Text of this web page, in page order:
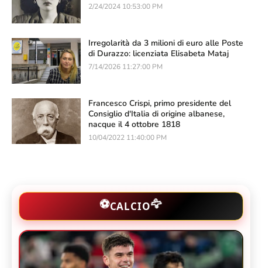
2/24/2024 10:53:00 PM
Irregolarità da 3 milioni di euro alle Poste
di Durazzo: licenziata Elisabeta Mataj
7/14/2026 11:27:00 PM
Francesco Crispi, primo presidente del
Consiglio d'Italia di origine albanese,
nacque il 4 ottobre 1818
10/04/2022 11:40:00 PM
⚽CALCIO🦅